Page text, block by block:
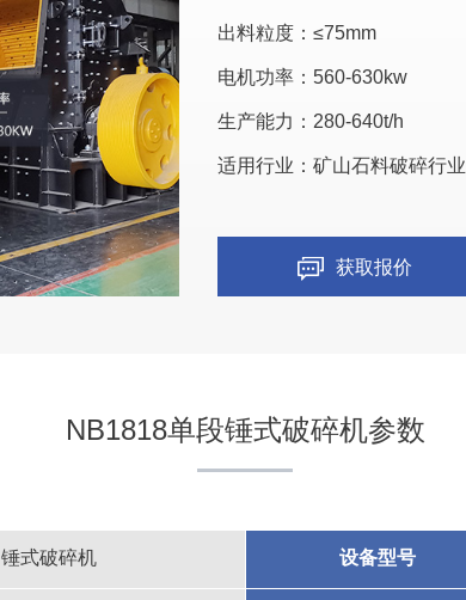
出料粒度：≤75mm
电机功率：560-630kw
生产能力：280-640t/h
适用行业：矿山石料破碎行业
获取报价
NB1818单段锤式破碎机参数
锤式破碎机 设备型号
四川碎石厂案例